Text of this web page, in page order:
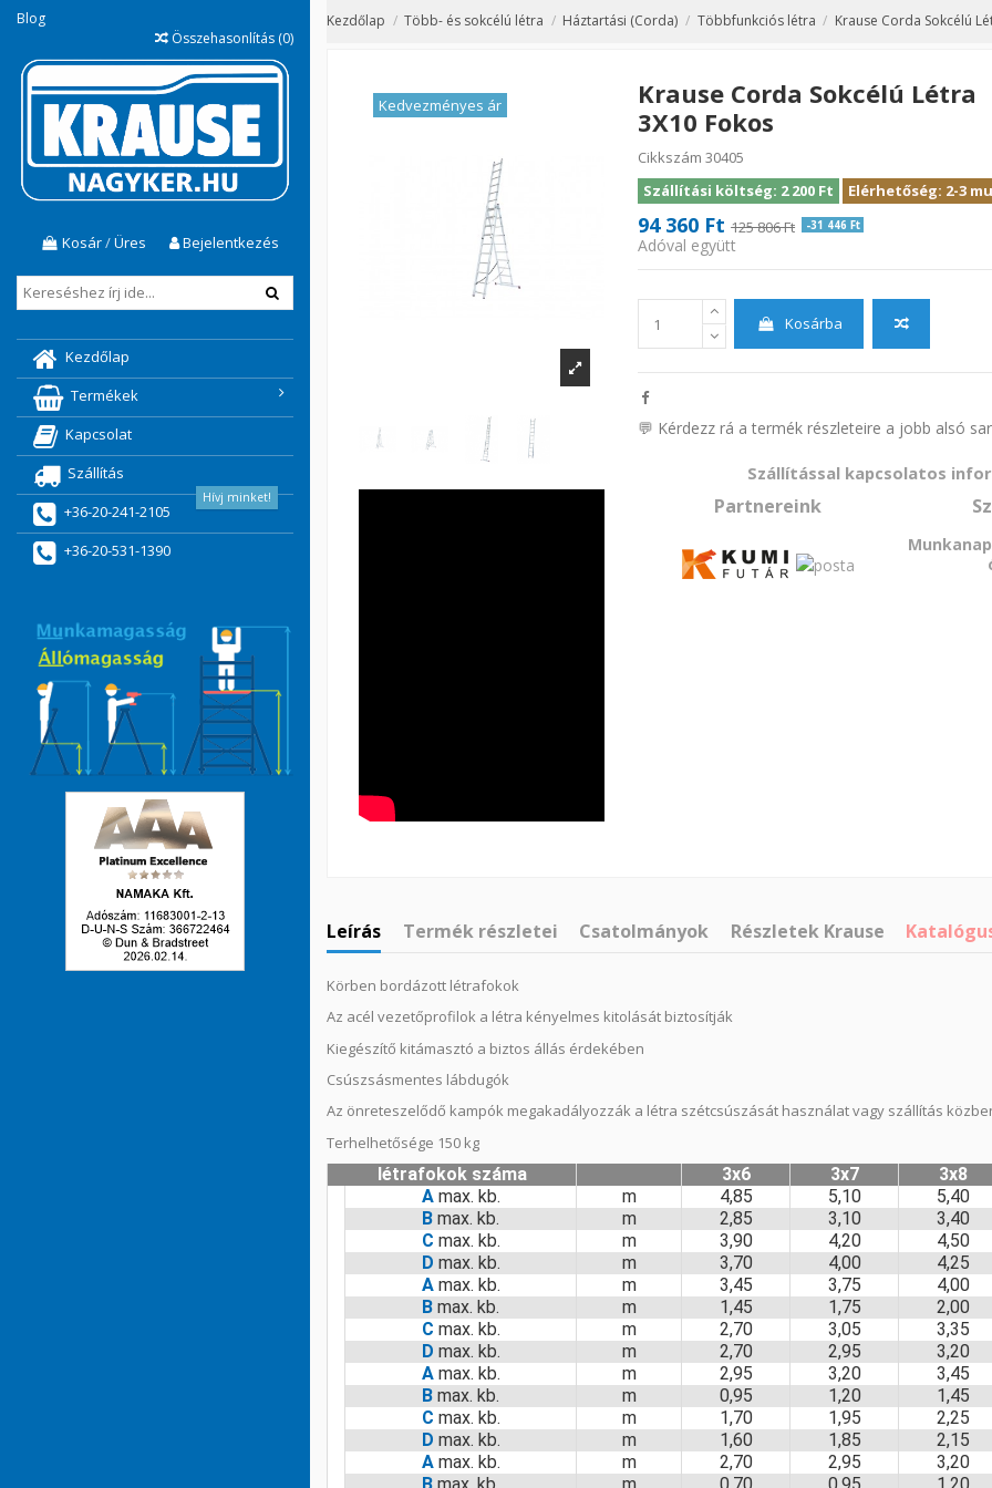
Blog
Összehasonlítás (0)
Kosár/Üres Bejelentkezés
Kezdőlap
Termékek
Kapcsolat
Szállítás
+36-20-241-2105
Hívj minket!
+36-20-531-1390
Kezdőlap Több- és sokcélú létra Háztartási (Corda) Többfunkciós létra Krause Corda Sokcélú
Kedvezményes ár
Krause Corda Sokcélú Létra
3X10 Fokos
Cikkszám 30405
Szállítási költség: 2 200 Ft
Elérhetőség: 2-3
94 360 Ft 125 806 Ft -31 446 Ft
Adóval együtt
Kosárba
💬 Kérdezz rá a termék részleteire a jobb alsó
Szállítással kapcsolatos
Partnereink
Leírás Termék részletei Csatolmányok Részletek Krause
Körben bordázott létrafokok
Az acél vezetőprofilok a létra kényelmes kitolását biztosítják
Kiegészítő kitámasztó a biztos állás érdekében
Csúszsásmentes lábdugók
Az önreteszelődő kampók megakadályozzák a létra szétcsúszását használat vagy szállítás
Terhelhetősége 150 kg
létrafokok száma 3x6 3x7 3x8
Amax. kb. m 4,85 5,10 5,40
B max. kb. m 2,85 3,10 3,40
C max. kb. m 3,90 4,20 4,50
D max. kb. m 3,70 4,00 4,25
Amax. kb. m 3,45 3,75 4,00
B max. kb. m 1,45 1,75 2,00
C max. kb. m 2,70 3,05 3,35
D max. kb. m 2,70 2,95 3,20
Amax. kb. m 2,95 3,20 3,45
B max. kb. m 0,95 1,20 1,45
C max. kb. m 1,70 1,95 2,25
D max. kb. m 1,60 1,85 2,15
Amax. kb. m 2,70 2,95 3,20